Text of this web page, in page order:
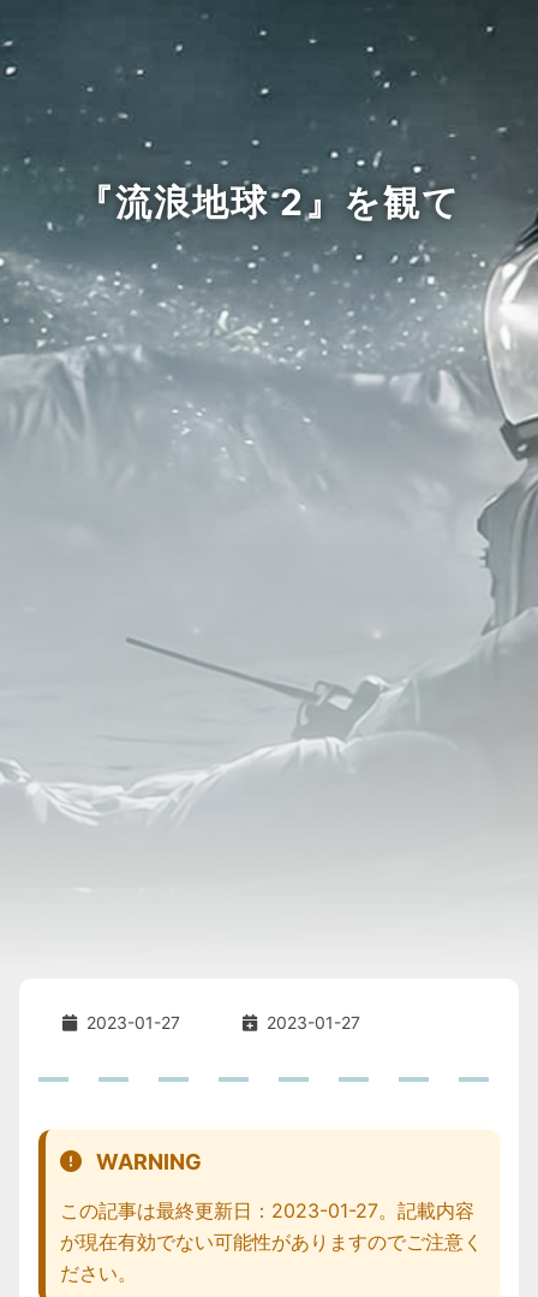
『流浪地球 2』を観て
2023-01-27 2023-01-27
WARNING
この記事は最終更新日：2023-01-27。記載内容
が現在有効でない可能性がありますのでご注意く
ださい。